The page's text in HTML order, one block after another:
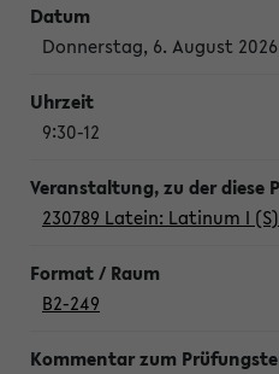
Donnerstag, 6. August 2026
9:30-12
230789 Latein: Latinum I (S)
B2-249